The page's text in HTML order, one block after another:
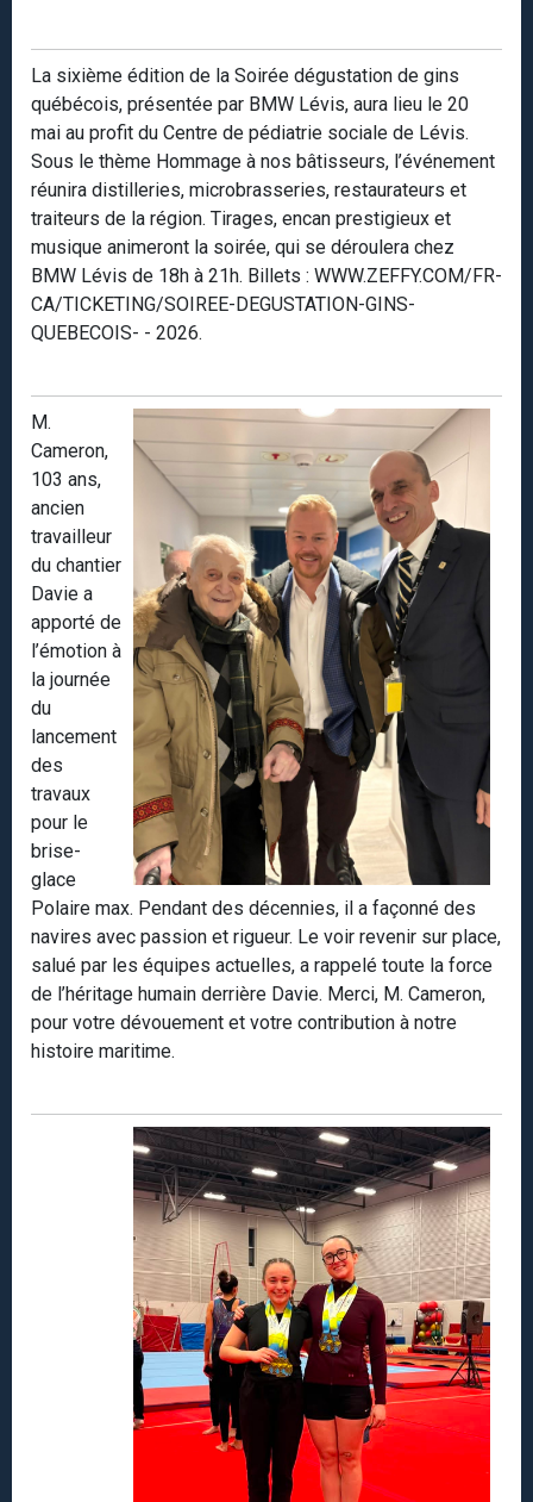
La sixième édition de la Soirée dégustation de gins
québécois, présentée par BMW Lévis, aura lieu le 20
mai au profit du Centre de pédiatrie sociale de Lévis.
Sous le thème Hommage à nos bâtisseurs, l’événement
réunira distilleries, microbrasseries, restaurateurs et
traiteurs de la région. Tirages, encan prestigieux et
musique animeront la soirée, qui se déroulera chez
BMW Lévis de 18h à 21h. Billets : WWW.ZEFFY.COM/FR-
CA/TICKETING/SOIREE-DEGUSTATION-GINS-
QUEBECOIS- - 2026.
M.
Cameron,
103 ans,
ancien
travailleur
du chantier
Davie a
apporté de
l’émotion à
la journée
du
lancement
des
travaux
pour le
brise-
glace
Polaire max. Pendant des décennies, il a façonné des
navires avec passion et rigueur. Le voir revenir sur place,
salué par les équipes actuelles, a rappelé toute la force
de l’héritage humain derrière Davie. Merci, M. Cameron,
pour votre dévouement et votre contribution à notre
histoire maritime.